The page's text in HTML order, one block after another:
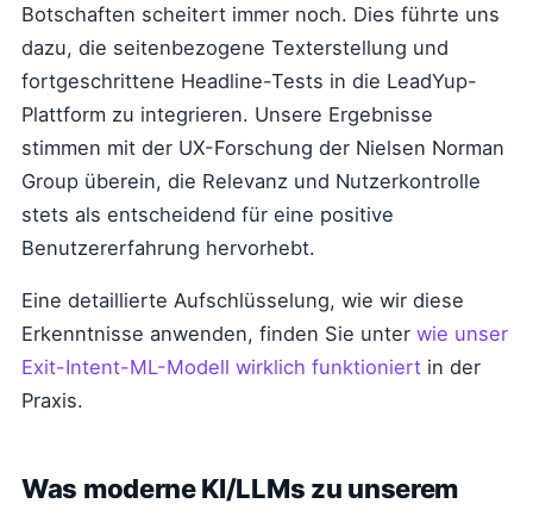
Botschaften scheitert immer noch. Dies führte uns
dazu, die seitenbezogene Texterstellung und
fortgeschrittene Headline-Tests in die LeadYup-
Plattform zu integrieren. Unsere Ergebnisse
stimmen mit der UX-Forschung der Nielsen Norman
Group überein, die Relevanz und Nutzerkontrolle
stets als entscheidend für eine positive
Benutzererfahrung hervorhebt.
Eine detaillierte Aufschlüsselung, wie wir diese
Erkenntnisse anwenden, finden Sie unter wie unser
Exit-Intent-ML-Modell wirklich funktioniert in der
Praxis.
Was moderne KI/LLMs zu unserem